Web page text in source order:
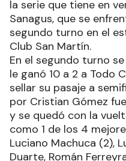
la serie que tiene en
Sanagus, que se
segundo turno en el
Club San Martín.
En el segundo turno
le ganó 10 a 2 a Todo
sellar su pasaje a
por Cristian Gómez
y se quedó con la
como 1 de los 4
Luciano Machuca (2),
Duarte, Román